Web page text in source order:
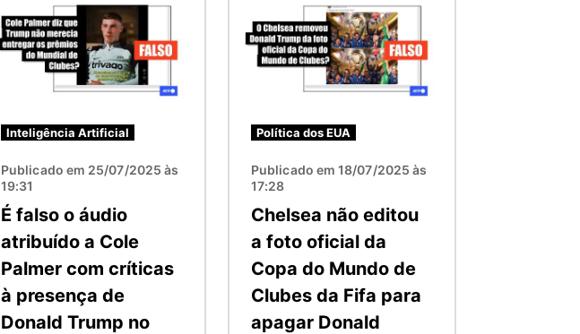
Inteligência Artificial
Publicado em 25/07/2025 às
19:31
É falso o áudio
atribuído a Cole
Palmer com críticas
à presença de
Donald Trump no
Política dos EUA
Publicado em 18/07/2025 às
17:28
Chelsea não editou
a foto oficial da
Copa do Mundo de
Clubes da Fifa para
apagar Donald